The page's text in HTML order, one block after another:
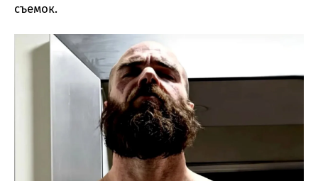
съемок.